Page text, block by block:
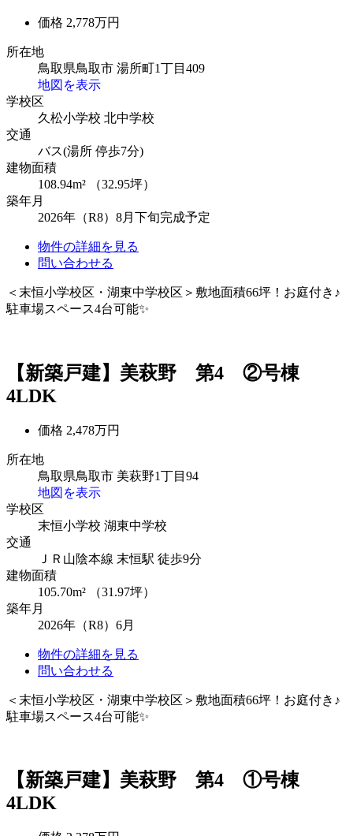
価格 2,778万円
所在地
鳥取県鳥取市 湯所町1丁目409
地図を表示
学校区
久松小学校 北中学校
交通
バス(湯所 停歩7分)
建物面積
108.94m² （32.95坪）
築年月
2026年（R8）8月下旬完成予定
物件の詳細を見る
問い合わせる
＜末恒小学校区・湖東中学校区＞敷地面積66坪！お庭付き♪
駐車場スペース4台可能✨
【新築戸建】美萩野 第4 ②号棟
4LDK
価格 2,478万円
所在地
鳥取県鳥取市 美萩野1丁目94
地図を表示
学校区
末恒小学校 湖東中学校
交通
ＪＲ山陰本線 末恒駅 徒歩9分
建物面積
105.70m² （31.97坪）
築年月
2026年（R8）6月
物件の詳細を見る
問い合わせる
＜末恒小学校区・湖東中学校区＞敷地面積66坪！お庭付き♪
駐車場スペース4台可能✨
【新築戸建】美萩野 第4 ①号棟
4LDK